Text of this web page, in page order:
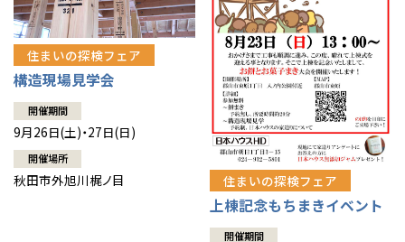
住まいの探検フェア
構造現場見学会
開催期間
9月26日(土)・27日(日)
開催場所
秋田市外旭川梶ノ目 住まいの探検フェア
上棟記念もちまきイベント
開催期間